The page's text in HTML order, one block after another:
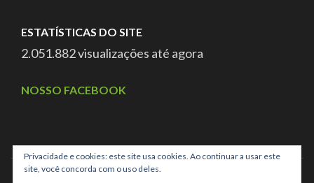
ESTATÍSTICAS DO SITE
2.051.882 visualizações até agora
NOSSO FACEBOOK
Privacidade e cookies: este site usa cookies. Ao continuar a usar este
site, você concorda com o uso deles.